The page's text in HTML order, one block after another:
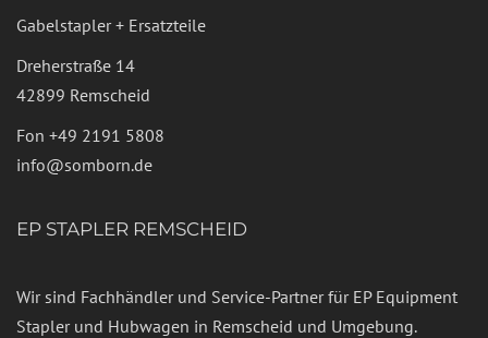
Gabelstapler + Ersatzteile
Dreherstraße 14
42899 Remscheid
Fon +49 2191 5808
info@somborn.de
EP STAPLER REMSCHEID
Wir sind Fachhändler und Service-Partner für EP Equipment
Stapler und Hubwagen in Remscheid und Umgebung.